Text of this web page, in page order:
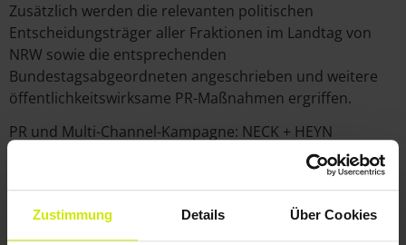
Zustimmung Details Über Cookies
Zusätzlich werden die relevanten politischen
Entscheidungsträger aller Fraktionen im Landtag von
NRW sowie die entsprechenden
Bundestagsabgeordneten angeschrieben und weitere
öffentlichkeitswirksame PR-Maßnahmen ergriffen.
PR und Multi-Channel-Kampagne: NECK + HEYN